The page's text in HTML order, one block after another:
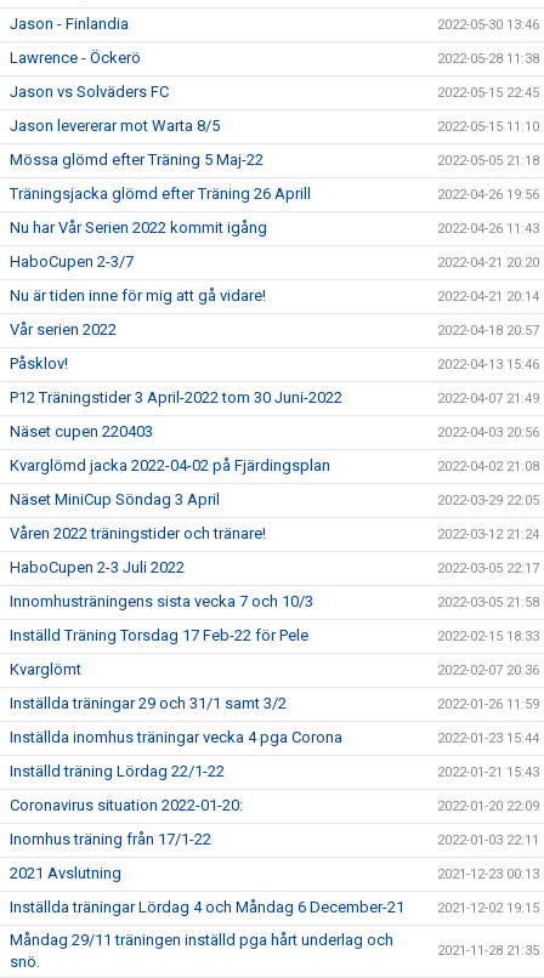
Jason - Finlandia 2022-05-30 13:46
Lawrence - Öckerö 2022-05-28 11:38
Jason vs Solväders FC 2022-05-15 22:45
Jason levererar mot Warta 8/5 2022-05-15 11:10
Mössa glömd efter Träning 5 Maj-22 2022-05-05 21:18
Träningsjacka glömd efter Träning 26 Aprill 2022-04-26 19:56
Nu har Vår Serien 2022 kommit igång 2022-04-26 11:43
HaboCupen 2-3/7 2022-04-21 20:20
Nu är tiden inne för mig att gå vidare! 2022-04-21 20:14
Vår serien 2022 2022-04-18 20:57
Påsklov! 2022-04-13 15:46
P12 Träningstider 3 April-2022 tom 30 Juni-2022 2022-04-07 21:49
Näset cupen 220403 2022-04-03 20:56
Kvarglömd jacka 2022-04-02 på Fjärdingsplan 2022-04-02 21:08
Näset MiniCup Söndag 3 April 2022-03-29 22:05
Våren 2022 träningstider och tränare! 2022-03-12 21:24
HaboCupen 2-3 Juli 2022 2022-03-05 22:17
Innomhusträningens sista vecka 7 och 10/3 2022-03-05 21:58
Inställd Träning Torsdag 17 Feb-22 för Pele 2022-02-15 18:33
Kvarglömt 2022-02-07 20:36
Inställda träningar 29 och 31/1 samt 3/2 2022-01-26 11:59
Inställda inomhus träningar vecka 4 pga Corona 2022-01-23 15:44
Inställd träning Lördag 22/1-22 2022-01-21 15:43
Coronavirus situation 2022-01-20: 2022-01-20 22:09
Inomhus träning från 17/1-22 2022-01-03 22:11
2021 Avslutning 2021-12-23 00:13
Inställda träningar Lördag 4 och Måndag 6 December-21 2021-12-02 19:15
Måndag 29/11 träningen inställd pga hårt underlag och
snö.
2021-11-28 21:35